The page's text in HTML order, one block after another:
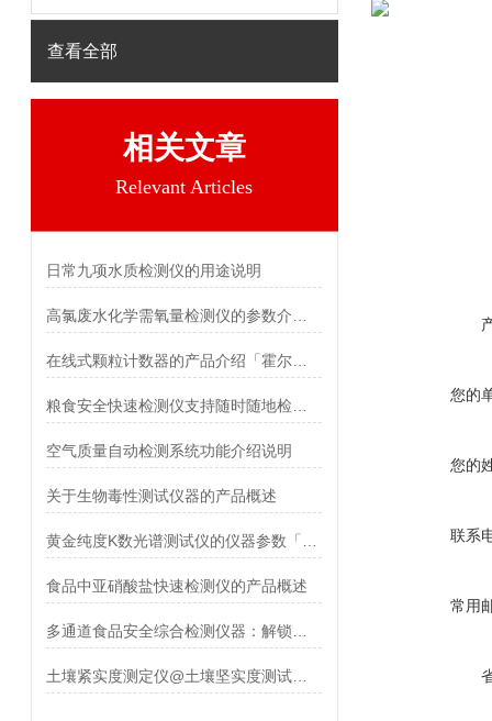
查看全部
相关文章
Relevant Articles
日常九项水质检测仪的用途说明
空气质量自动检测系统功能介绍说明
关于生物毒性测试仪器的产品概述
食品中亚硝酸盐快速检测仪的产品概述
您的
您的
联系
常用